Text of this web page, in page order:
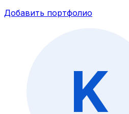
Добавить портфолио